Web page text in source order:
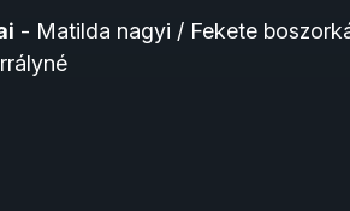
- Matilda nagyi / Fekete